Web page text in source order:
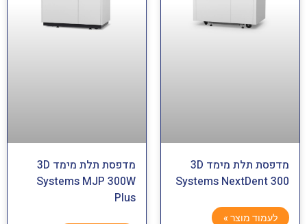
מדפסת תלת מימד 3D
Systems NextDent 300
לעמוד מוצר »
מדפסת תלת מימד 3D
Systems MJP 300W
Plus